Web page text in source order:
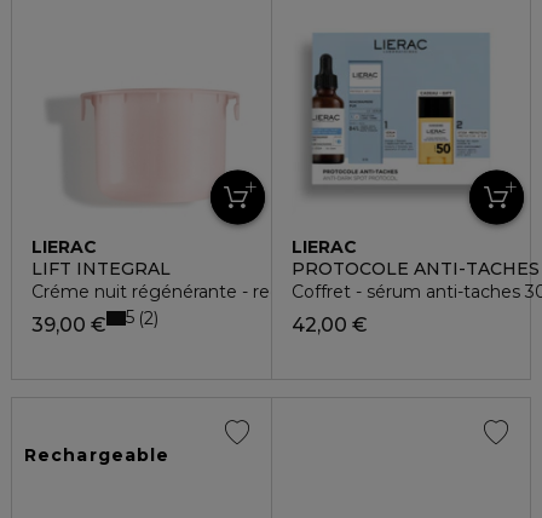
LIERAC
LIFT INTEGRAL
Créme nuit régénérante - recharge
39,00 € 5 2
LIERAC
PROTOCOLE ANTI-TACHES
Coffret - sérum anti-taches
42,00 €
Rechargeable